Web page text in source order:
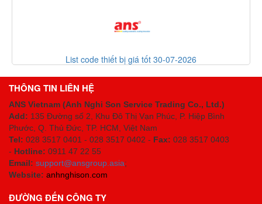
List code thiết bị giá tốt 30-07-2026
THÔNG TIN LIÊN HỆ
ANS Vietnam (Anh Nghi Son Service Trading Co., Ltd.)
Add: 135 Đường số 2, Khu Đô Thị Vạn Phúc, P. Hiệp Bình
Phước, Q. Thủ Đức, TP. HCM , Việt Nam
Tel: 028 3517 0401 - 028 3517 0402 - Fax: 028 3517 0403
- Hotline: 0911 47 22 55
Email: support@ansgroup.asia;
Website: anhnghison.com
ĐƯỜNG ĐẾN CÔNG TY